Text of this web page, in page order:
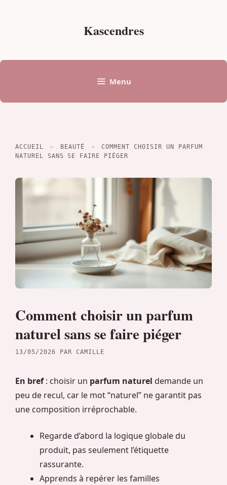
Kascendres
Menu
ACCUEIL » BEAUTÉ »
COMMENT CHOISIR UN PARFUM
NATUREL SANS SE FAIRE PIÉGER
Comment choisir un parfum
naturel sans se faire piéger
13/05/2026 PAR CAMILLE
En bref: choisir un parfum naturel demande un
peu de recul, car le mot “naturel” ne garantit pas
une composition irréprochable.
Regarde d’abord la logique globale du
produit, pas seulement l’étiquette
rassurante.
Apprends à repérer les familles